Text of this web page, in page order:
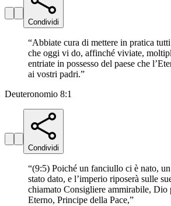
Condividi
“Abbiate cura di mettere in pratica
che oggi vi do, affinché viviate,
entriate in possesso del paese che
ai vostri padri.”
Deuteronomio 8:1
Condividi
“(9:5) Poiché un fanciullo ci è nato,
stato dato, e l’imperio riposerà sulle
chiamato Consigliere ammirabile, Dio
Eterno, Principe della Pace,”